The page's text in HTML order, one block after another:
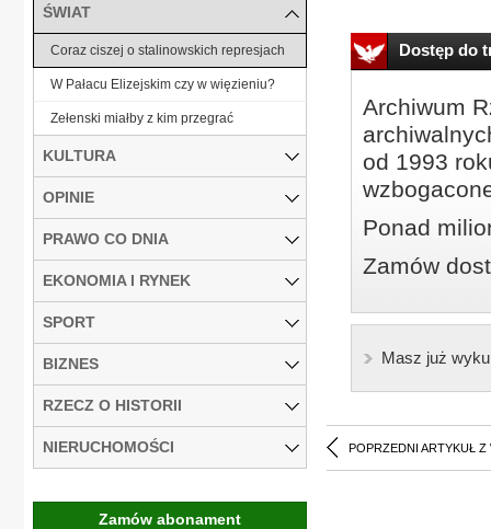
Dostęp do
Archiwum
od 1993
Ponad
Zamów
Masz już
POPRZEDNI ARTYKUŁ Z
ŚWIAT
Coraz ciszej o stalinowskich represjach
W Pałacu Elizejskim czy w więzieniu?
Zełenski miałby z kim przegrać
KULTURA
OPINIE
PRAWO CO DNIA
EKONOMIA I RYNEK
SPORT
BIZNES
RZECZ O HISTORII
NIERUCHOMOŚCI
Zamów abonament